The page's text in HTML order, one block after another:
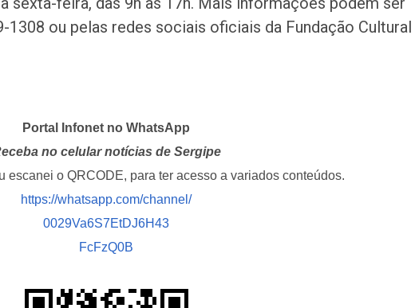
ou pelas redes sociais oficiais da Fundação Cultural
Portal Infonet no WhatsApp
no celular notícias de Sergipe
escanei o QRCODE, para ter acesso a variados conteúdos.
https://whatsapp.com/channel/
0029Va6S7EtDJ6H43
FcFzQ0B